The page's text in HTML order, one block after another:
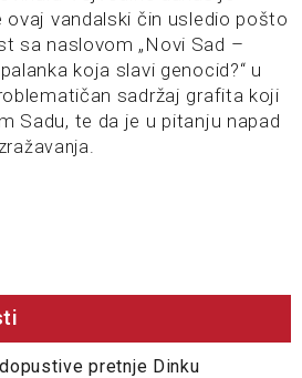
ovaj vandalski čin usledio pošto
sa naslovom „Novi Sad –
koja slavi genocid?“ u
sadržaj grafita koji
Sadu, te da je u pitanju napad
pretnje Dinku